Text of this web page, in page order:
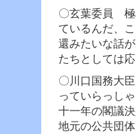
〇玄葉委員 極
ているんだ、
還みたいな話
たちとしては
〇川口国務大臣
っていらっし
十一年の閣議
地元の公共団